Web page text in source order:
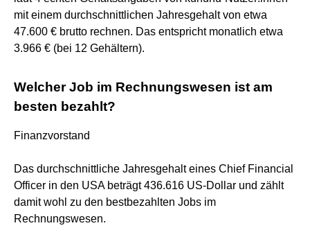
mit einem durchschnittlichen Jahresgehalt von etwa
47.600 € brutto rechnen. Das entspricht monatlich etwa
3.966 € (bei 12 Gehältern).
Welcher Job im Rechnungswesen ist am
besten bezahlt?
Finanzvorstand
Das durchschnittliche Jahresgehalt eines Chief Financial
Officer in den USA beträgt 436.616 US-Dollar und zählt
damit wohl zu den bestbezahlten Jobs im
Rechnungswesen.